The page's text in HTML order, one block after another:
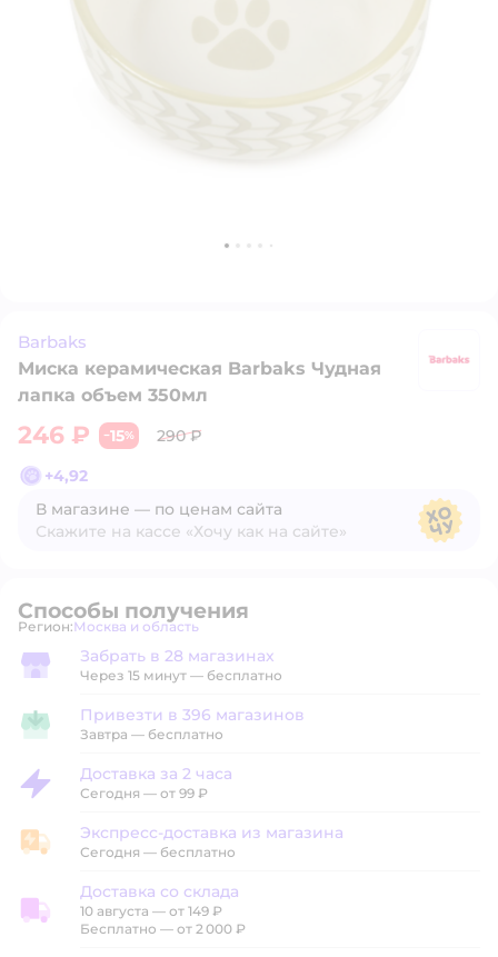
Barbaks
Миска керамическая Barbaks Чудная
лапка объем 350мл
246 ₽ −15%
290 ₽
+4,92
В магазине — по ценам сайта
Скажите на кассе «Хочу как на сайте»
Способы получения
Регион: Выбор адреса доставки.
Москва и область
Забрать в магазине
Забрать в 28 магазинах
Через 15 минут — бесплатно
Привезти в магазин
Привезти в 396 магазинов
Завтра — бесплатно
Доставка за 2 часа
Доставка за 2 часа
Сегодня — от 99 ₽
Экспресс-доставка из магазина
Экспресс-доставка из магазина
Сегодня — бесплатно
Доставка со склада
Доставка со склада
10 августа — от 149 ₽
Бесплатно — от 2 000 ₽